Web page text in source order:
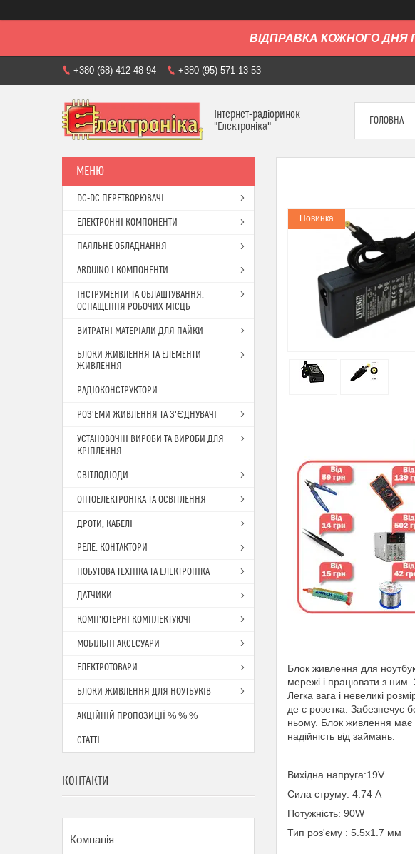
ВІДПРАВКА КОЖНОГО ДНЯ
+380 (68) 412-48-94 +380 (95) 571-13-53
Інтернет-радіоринок
"Електроніка"
ГОЛОВНА
Новинка
Блок живлення для
мережі і працювати з ним.
Легка вага і невеликі
де є розетка. Забезпечує
ньому. Блок живлення має
надійність від займань.
Вихідна напруга:19V
Сила струму: 4.74 A
Потужність: 90W
Тип роз'єму : 5.5x1.7 мм
DC-DC ПЕРЕТВОРЮВАЧІ
ЕЛЕКТРОННІ КОМПОНЕНТИ
ПАЯЛЬНЕ ОБЛАДНАННЯ
ARDUINO І КОМПОНЕНТИ
ІНСТРУМЕНТИ ТА ОБЛАШТУВАННЯ,
ОСНАЩЕННЯ РОБОЧИХ МІСЦЬ
ВИТРАТНІ МАТЕРІАЛИ ДЛЯ ПАЙКИ
БЛОКИ ЖИВЛЕННЯ ТА ЕЛЕМЕНТИ
ЖИВЛЕННЯ
РАДІОКОНСТРУКТОРИ
РОЗ'ЕМИ ЖИВЛЕННЯ ТА З'ЄДНУВАЧІ
УСТАНОВОЧНІ ВИРОБИ ТА ВИРОБИ ДЛЯ
КРІПЛЕННЯ
СВІТЛОДІОДИ
ОПТОЕЛЕКТРОНІКА ТА ОСВІТЛЕННЯ
ДРОТИ, КАБЕЛІ
РЕЛЕ, КОНТАКТОРИ
ПОБУТОВА ТЕХНІКА ТА ЕЛЕКТРОНІКА
ДАТЧИКИ
КОМП'ЮТЕРНІ КОМПЛЕКТУЮЧІ
МОБІЛЬНІ АКСЕСУАРИ
ЕЛЕКТРОТОВАРИ
БЛОКИ ЖИВЛЕННЯ ДЛЯ НОУТБУКІВ
АКЦІЙНІЙ ПРОПОЗИЦІЇ % % %
СТАТТІ
КОНТАКТИ